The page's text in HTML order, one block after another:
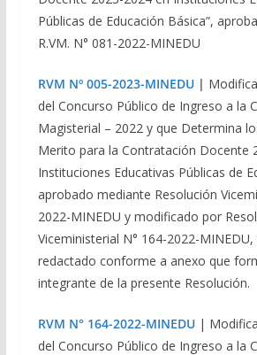
Públicas de Educación Básica”,
R.VM. N° 081-2022-MINEDU
RVM Nº 005-2023-MINEDU|
del Concurso Público de Ingreso a la
Magisterial – 2022 y que Determina
Merito para la Contratación Docente
Instituciones Educativas Públicas de
aprobado mediante Resolución
2022-MINEDU y modificado por
Viceministerial N° 164-2022-
redactado conforme a anexo que
integrante de la presente Resolución.
RVM N° 164-2022-MINEDU|
del Concurso Público de Ingreso a la